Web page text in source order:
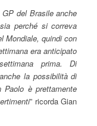
del Brasile anche
perché si correva
Mondiale, quindi con
era anticipato
prima. Di
la possibilità di
è prettamente
” ricorda Gian